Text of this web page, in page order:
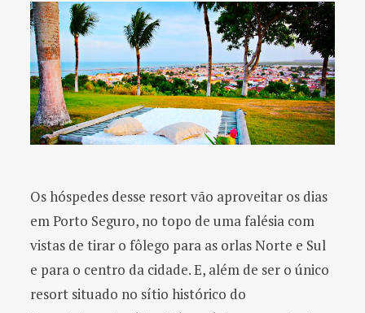
Os hóspedes desse resort vão aproveitar os dias
em Porto Seguro, no topo de uma falésia com
vistas de tirar o fôlego para as orlas Norte e Sul
e para o centro da cidade. E, além de ser o único
resort situado no sítio histórico do